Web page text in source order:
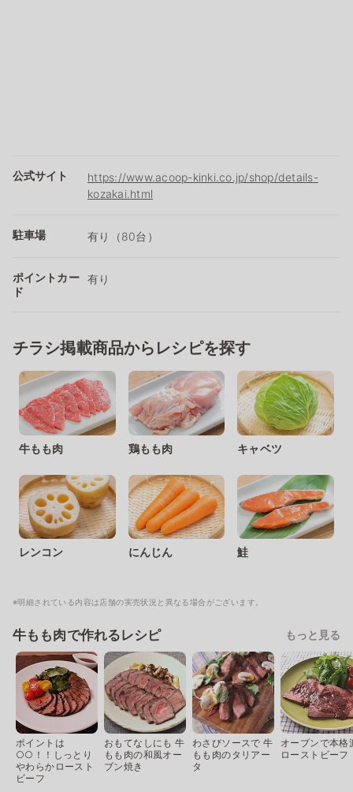
公式サイト
https://www.acoop-kinki.co.jp/shop/details-
kozakai.html
駐車場 有り（80台）
ポイントカー
ド
有り
チラシ掲載商品からレシピを探す
牛もも肉 鶏もも肉 キャベツ
レンコン にんじん 鮭
※明細されている内容は店舗の実売状況と異なる場合がございます。
牛もも肉で作れるレシピ もっと見る
ポイントは
○○！！しっとり
やわらかロースト
ビーフ
おもてなしにも 牛
もも肉の和風オー
ブン焼き
わさびソースで 牛
もも肉のタリアー
タ
オーブンで本格
ローストビーフ